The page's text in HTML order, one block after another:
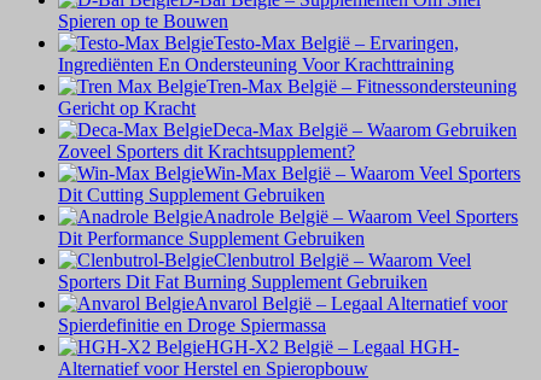
Anabole
SteroidenSpieren op te Bouwen
Testo-Max België – Ervaringen,
Ingrediënten En Ondersteuning Voor Krachttraining
Tren-Max België – Fitnessondersteuning
Gericht op Kracht
Deca-Max België – Waarom Gebruiken
Zoveel Sporters dit Krachtsupplement?
Win-Max België – Waarom Veel Sporters
Dit Cutting Supplement Gebruiken
Anadrole België – Waarom Veel Sporters
Dit Performance Supplement Gebruiken
Clenbutrol België – Waarom Veel
Sporters Dit Fat Burning Supplement Gebruiken
Anvarol België – Legaal Alternatief voor
Spierdefinitie en Droge Spiermassa
HGH-X2 België – Legaal HGH-
Alternatief voor Herstel en Spieropbouw